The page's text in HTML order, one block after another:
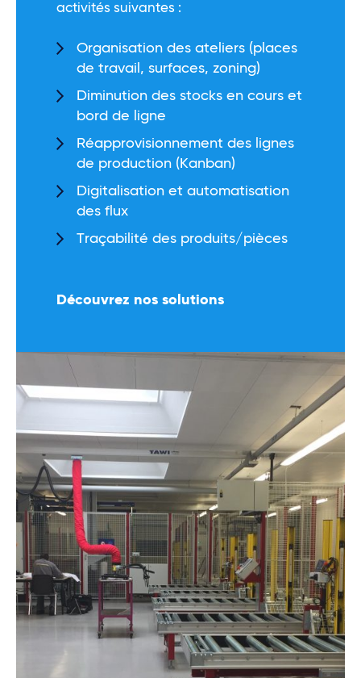
activités suivantes :
Organisation des ateliers (places
de travail, surfaces, zoning)
Diminution des stocks en cours et
bord de ligne
Réapprovisionnement des lignes
de production (Kanban)
Digitalisation et automatisation
des flux
Traçabilité des produits/pièces
Découvrez nos solutions